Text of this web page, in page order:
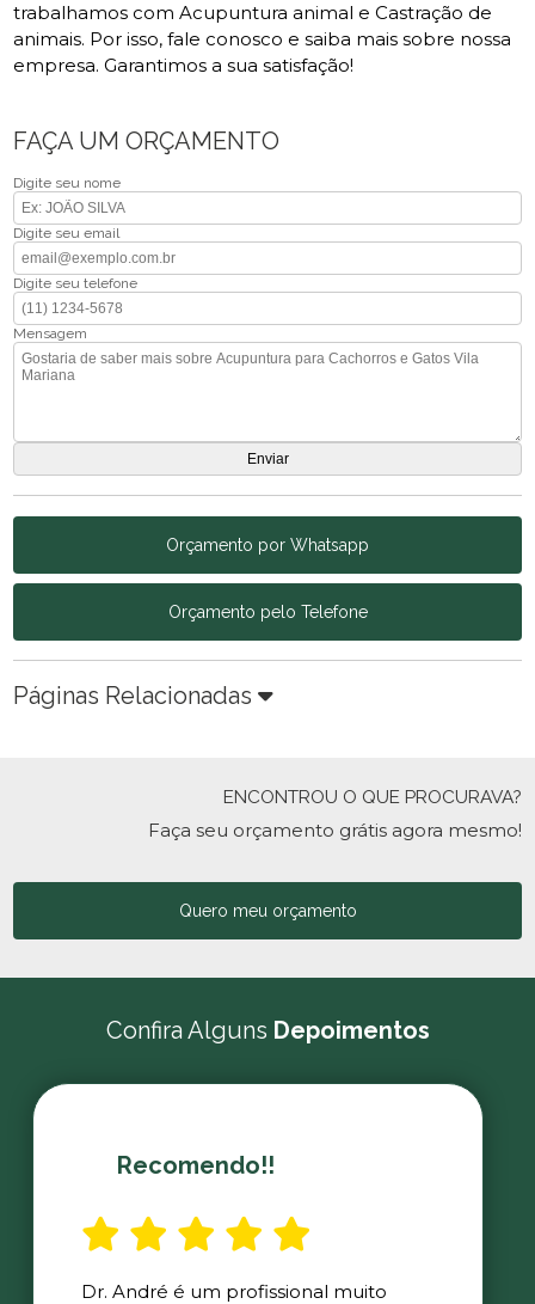
trabalhamos com Acupuntura animal e Castração de
animais. Por isso, fale conosco e saiba mais sobre nossa
empresa. Garantimos a sua satisfação!
FAÇA UM ORÇAMENTO
Digite seu nome
Digite seu email
Digite seu telefone
Mensagem
Orçamento por Whatsapp
Orçamento pelo Telefone
Páginas Relacionadas
ENCONTROU O QUE PROCURAVA?
Faça seu orçamento grátis agora mesmo!
Quero meu orçamento
Confira Alguns Depoimentos
Recomendo!!
Dr. André é um profissional muito